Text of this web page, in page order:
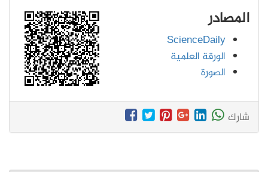
المصادر
ScienceDaily
الورقة العلمية
الصورة
شارك